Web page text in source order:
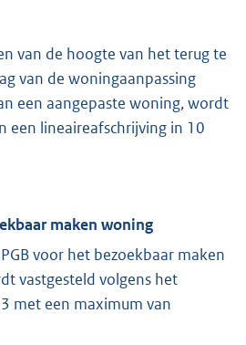
van de hoogte van het terug te
van de woningaanpassing
een aangepaste woning, wordt
een lineaireafschrijving in 10
maken woning
voor het bezoekbaar maken
vastgesteld volgens het
met een maximum van